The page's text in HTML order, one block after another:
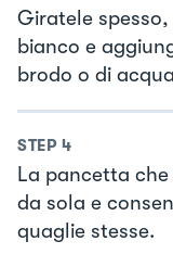
Giratele
bianco e
brodo o di
STEP 4
La pancetta
da sola e
quaglie stesse.